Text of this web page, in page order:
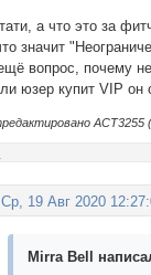
а что это за
значит
вопрос, почему
юзер купит VIP
ACT3255
Ср, 19 Авг 2020
Mirra Bell